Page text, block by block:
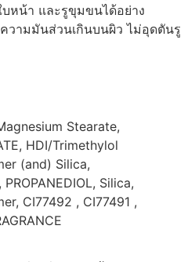
หน้า และรูขุมขนได้อย่าง
ามมันส่วนเกินบนผิว ไม่อุดตันรู
Stearate,
HDI/Trimethylol
(and) Silica,
Silica,
CI77492 , CI77491 ,